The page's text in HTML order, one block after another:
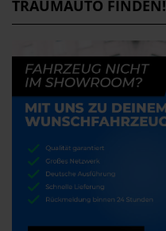
TRAUMAUTO FINDEN!